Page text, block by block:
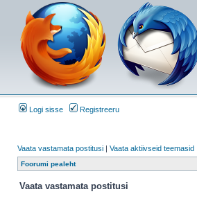
Logi sisse Registreeru
Vaata vastamata postitusi | Vaata aktiivseid teemasid
Foorumi pealeht
Vaata vastamata postitusi